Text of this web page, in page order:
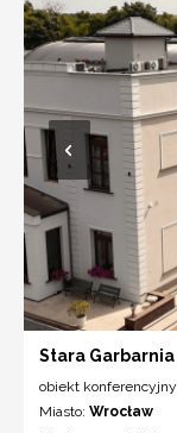
Stara Garbarnia
obiekt konferencyjny
Miasto: Wrocław